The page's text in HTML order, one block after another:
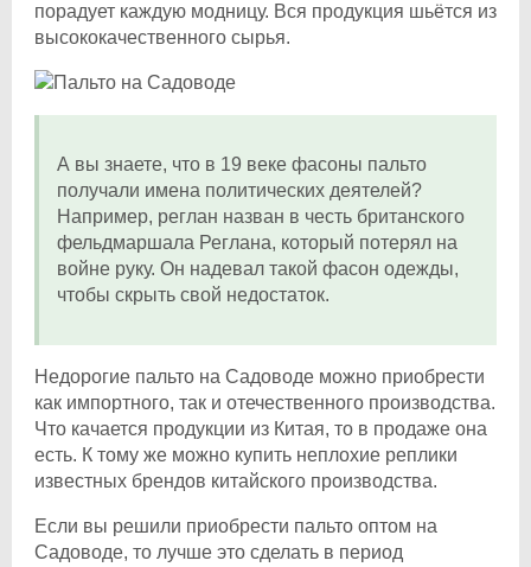
порадует каждую модницу. Вся продукция шьётся из
высококачественного сырья.
А вы знаете, что в 19 веке фасоны пальто
получали имена политических деятелей?
Например, реглан назван в честь британского
фельдмаршала Реглана, который потерял на
войне руку. Он надевал такой фасон одежды,
чтобы скрыть свой недостаток.
Недорогие пальто на Садоводе можно приобрести
как импортного, так и отечественного производства.
Что качается продукции из Китая, то в продаже она
есть. К тому же можно купить неплохие реплики
известных брендов китайского производства.
Если вы решили приобрести пальто оптом на
Садоводе, то лучше это сделать в период